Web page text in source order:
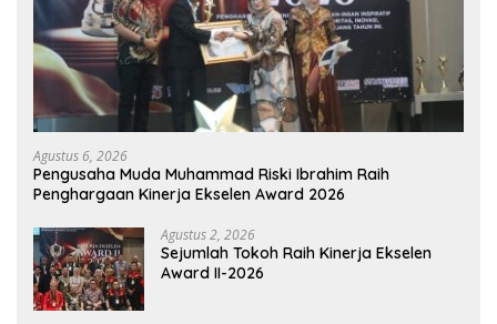
Agustus 6, 2026
Pengusaha Muda Muhammad Riski Ibrahim Raih
Penghargaan Kinerja Ekselen Award 2026
Agustus 2, 2026
Sejumlah Tokoh Raih Kinerja Ekselen
Award II-2026